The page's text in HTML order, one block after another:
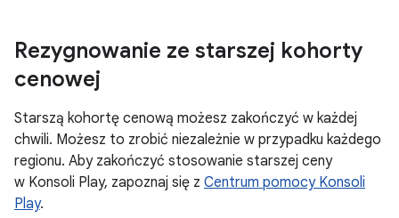
Rezygnowanie ze starszej kohorty
cenowej
Starszą kohortę cenową możesz zakończyć w każdej
chwili. Możesz to zrobić niezależnie w przypadku każdego
regionu. Aby zakończyć stosowanie starszej ceny
w Konsoli Play, zapoznaj się z Centrum pomocy Konsoli
Play.